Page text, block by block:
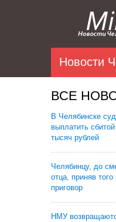
Новости
ВСЕ
В Челябинске
выплатить
тысяч рублей
Челябинцу, до
отца, приняв
приговор
НМУ